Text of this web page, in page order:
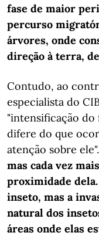
fase de maior
percurso
árvores, onde
direção à terra,
Contudo, ao
especialista do
"intensificação do
difere do que
atenção sobre ele".
mas cada vez
proximidade
inseto, mas a
natural dos
áreas onde elas